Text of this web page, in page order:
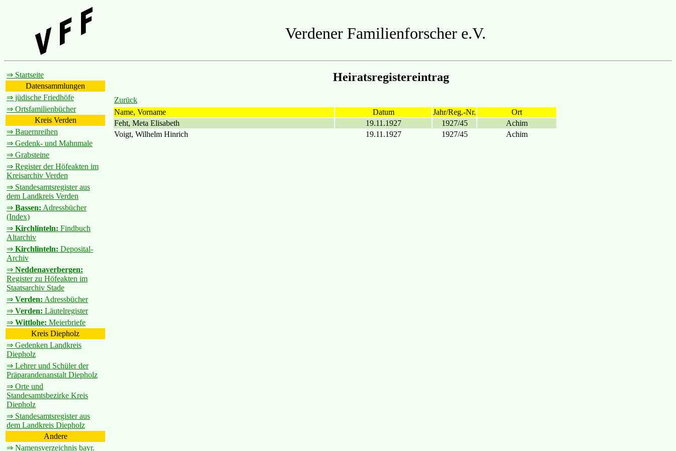
Verdener Familienforscher e.V.
⇒ Startseite
Datensammlungen
⇒ jüdische Friedhöfe
⇒ Ortsfamilienbücher
Kreis Verden
⇒ Bauernreihen
⇒ Gedenk- und Mahnmale
⇒ Grabsteine
⇒ Register der Höfeakten im
Kreisarchiv Verden
⇒ Standesamtsregister aus
dem Landkreis Verden
⇒ Bassen: Adressbücher
(Index)
⇒ Kirchlinteln: Findbuch
Altarchiv
⇒ Kirchlinteln: Deposital-
Archiv
⇒ Neddenaverbergen:
Register zu Höfeakten im
Staatsarchiv Stade
⇒ Verden: Adressbücher
⇒ Verden: Läutelregister
⇒ Wittlohe: Meierbriefe
Kreis Diepholz
⇒ Gedenken Landkreis
Diepholz
⇒ Lehrer und Schüler der
Präparandenanstalt Diepholz
⇒ Orte und
Standesamtsbezirke Kreis
Diepholz
⇒ Standesamtsregister aus
dem Landkreis Diepholz
Andere
⇒ Namensverzeichnis bayr.
Heiratsregistereintrag
Zurück
Name, Vorname
Datum Jahr/Reg.-Nr.
Ort
Feht, Meta Elisabeth
19.11.1927 1927/45
Achim
Voigt, Wilhelm Hinrich
19.11.1927 1927/45 Achim